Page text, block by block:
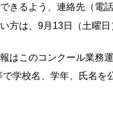
きるよう、連絡先（電
方は、9月13日（土曜
はこのコンクール業務
学校名、学年、氏名を